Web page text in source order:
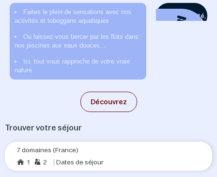
Du plaisir illimité,
Faites le plein de sensations avec nos
activités et toboggans aquatiques
Ou laissez-vous bercer par les flots dans
nos piscines aux eaux douces...
Ici, tout vous rapproche de votre vraie
nature
Découvrez
Trouver votre séjour
7 domaines (France)
1
2 Dates de séjour